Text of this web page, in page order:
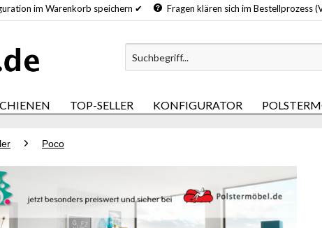
im Warenkorb speichern ✔ Fragen klären sich im Bestellprozess
TOP-SELLER KONFIGURATOR
Poco